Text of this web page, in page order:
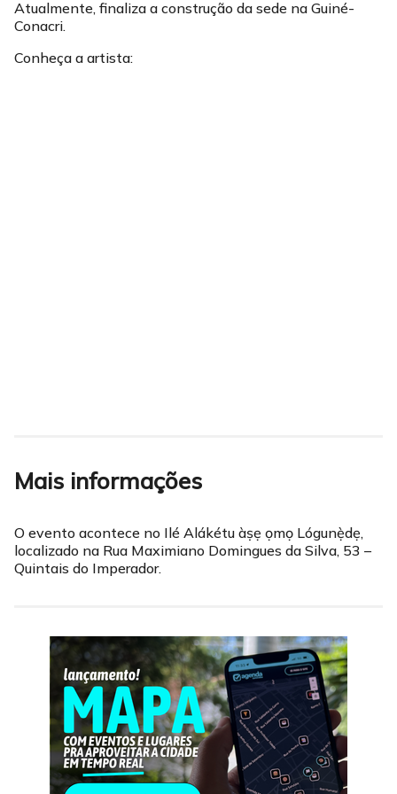
Atualmente, finaliza a construção da sede na Guiné-
Conacri.
Conheça a artista:
Mais informações
O evento acontece no Ilé Alákétu àṣẹ ọmọ Lógunẹ̀dẹ,
localizado na Rua Maximiano Domingues da Silva, 53 –
Quintais do Imperador.